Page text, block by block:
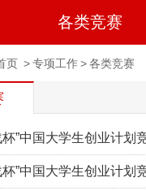
各类竞赛
页 >专项工作>各类竞赛
”中国大学生创业计划
”中国大学生创业计划